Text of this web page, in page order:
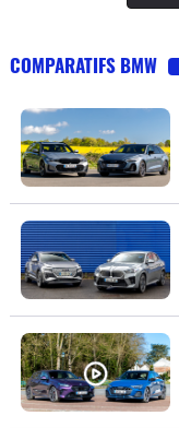
COMPARATIFS BMW